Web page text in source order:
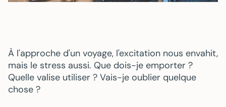
À l'approche d'un voyage, l'excitation nous envahit,
mais le stress aussi. Que dois-je emporter ?
Quelle valise utiliser ? Vais-je oublier quelque
chose ?